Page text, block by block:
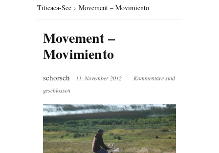
Titicaca-See › Movement – Movimiento
Movement –
Movimiento
schorsch 11. November 2012
Kommentare sind
geschlossen